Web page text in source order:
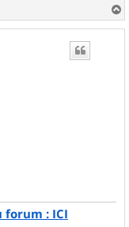
a
: ICI